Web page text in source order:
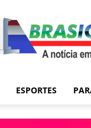
ESPORTES